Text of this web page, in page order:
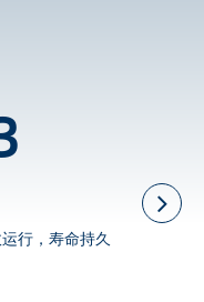
行，寿命持久